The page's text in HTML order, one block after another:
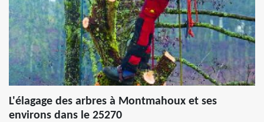
L'élagage des arbres à Montmahoux et ses
environs dans le 25270